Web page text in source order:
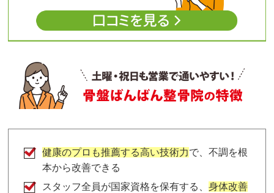
健康のプロも推薦する高い技術力で、不調を根
本から改善できる
スタッフ全員が国家資格を保有する、身体改善